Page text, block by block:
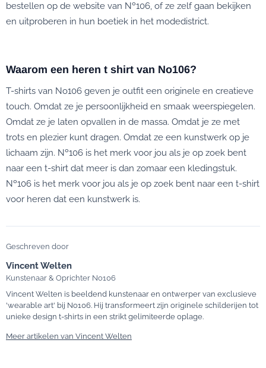
bestellen op de website van Nº106, of ze zelf gaan bekijken
en uitproberen in hun boetiek in het modedistrict.
Waarom een heren t shirt van No106?
T-shirts van No106 geven je outfit een originele en creatieve
touch. Omdat ze je persoonlijkheid en smaak weerspiegelen.
Omdat ze je laten opvallen in de massa. Omdat je ze met
trots en plezier kunt dragen. Omdat ze een kunstwerk op je
lichaam zijn. Nº106 is het merk voor jou als je op zoek bent
naar een t-shirt dat meer is dan zomaar een kledingstuk.
Nº106 is het merk voor jou als je op zoek bent naar een t-shirt
voor heren dat een kunstwerk is.
Geschreven door
Vincent Welten
Kunstenaar & Oprichter No106
Vincent Welten is beeldend kunstenaar en ontwerper van exclusieve
'wearable art' bij No106. Hij transformeert zijn originele schilderijen tot
unieke design t-shirts in een strikt gelimiteerde oplage.
Meer artikelen van Vincent Welten